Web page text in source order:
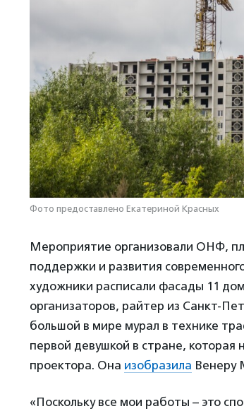
Фото предоставлено Екатериной Красных
Мероприятие организовали ОНФ,
поддержки и развития
художники расписали фасады 11
организаторов, райтер из Санкт-
большой в мире мурал в технике
первой девушкой в стране,
проектора. Она изобразила Венеру
«Поскольку все мои работы – это